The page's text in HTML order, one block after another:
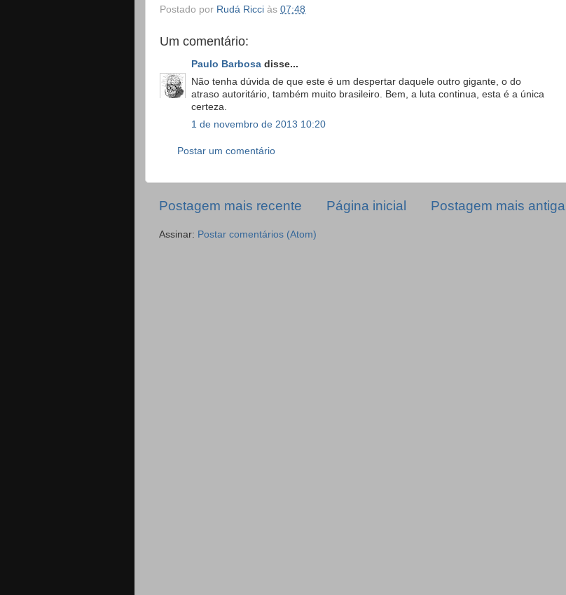
Postado por Rudá Ricci às 07:48
Um comentário:
Paulo Barbosa disse...
Não tenha dúvida de que este é um despertar daquele outro gigante, o do
atraso autoritário, também muito brasileiro. Bem, a luta continua, esta é a única
certeza.
1 de novembro de 2013 10:20
Postar um comentário
Postagem mais recente Postagem mais antiga
Página inicial
Assinar: Postar comentários (Atom)